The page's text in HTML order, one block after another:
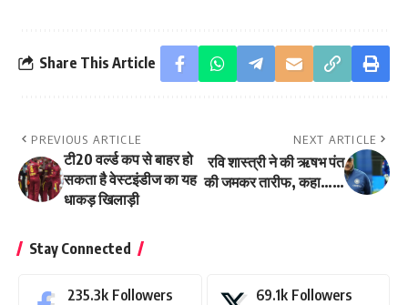
Share This Article
PREVIOUS ARTICLE
टी20 वर्ल्ड कप से बाहर हो
सकता है वेस्टइंडीज का यह
धाकड़ खिलाड़ी
NEXT ARTICLE
रवि शास्त्री ने की ऋषभ पंत
की जमकर तारीफ, कहा……
Stay Connected
235.3k Followers 69.1k Followers